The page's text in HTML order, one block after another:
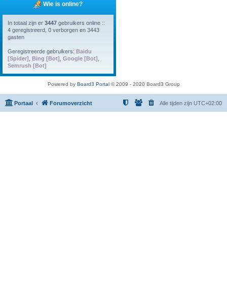
Wie is online?
In totaal zijn er 3447 gebruikers online ::
4 geregistreerd, 0 verborgen en 3443
gasten
Geregistreerde gebruikers: Baidu
[Spider] Bing [Bot] Google [Bot]
Semrush [Bot]
Powered by Board3 Portal© 2009 - 2020 Board3 Group
Portaal Forumoverzicht Alle tijden zijn UTC+02:00